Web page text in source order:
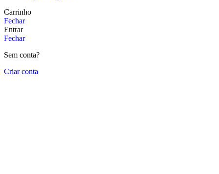
Carrinho
Fechar
Entrar
Fechar
Sem conta?
Criar conta